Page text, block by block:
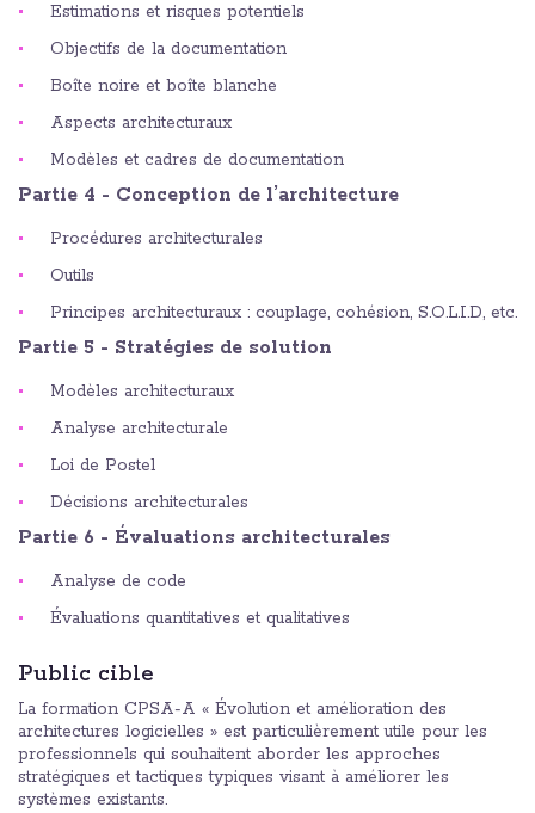
Estimations et risques potentiels
Objectifs de la documentation
Boîte noire et boîte blanche
Aspects architecturaux
Modèles et cadres de documentation
Partie 4 - Conception de l’architecture
Procédures architecturales
Outils
Principes architecturaux : couplage, cohésion, S.O.L.I.D, etc.
Partie 5 - Stratégies de solution
Modèles architecturaux
Analyse architecturale
Loi de Postel
Décisions architecturales
Partie 6 - Évaluations architecturales
Analyse de code
Évaluations quantitatives et qualitatives
Public cible
La formation CPSA-A « Évolution et amélioration des
architectures logicielles » est particulièrement utile pour les
professionnels qui souhaitent aborder les approches
stratégiques et tactiques typiques visant à améliorer les
systèmes existants.